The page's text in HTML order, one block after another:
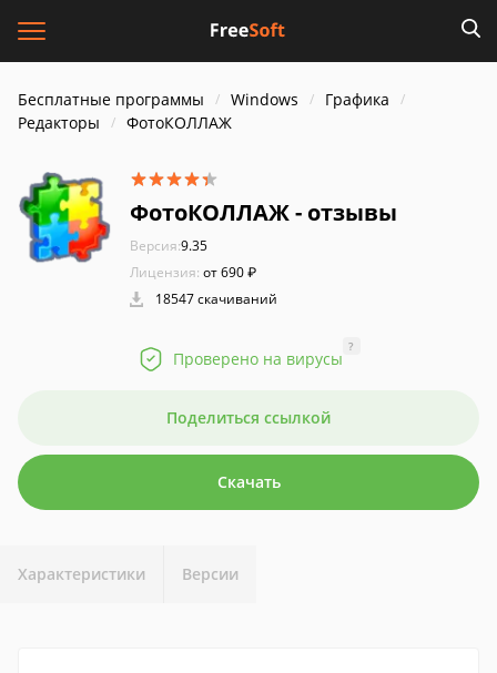
Бесплатные программы Windows
Графика
Редакторы
ФотоКОЛЛАЖ
ФотоКОЛЛАЖ - отзывы
Версия:9.35
Лицензия: от 690 ₽
18547 скачиваний
Проверено на вирусы
?
Поделиться ссылкой
Скачать
Характеристики Версии